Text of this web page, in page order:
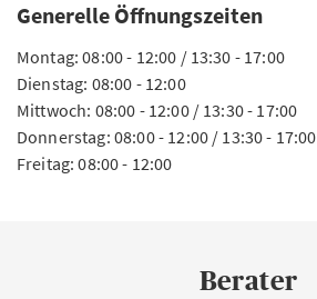
Generelle Öffnungszeiten
Montag: 08:00 - 12:00 / 13:30 - 17:00
Dienstag: 08:00 - 12:00
Mittwoch: 08:00 - 12:00 / 13:30 - 17:00
Donnerstag: 08:00 - 12:00 / 13:30 - 17:00
Freitag: 08:00 - 12:00
Berater